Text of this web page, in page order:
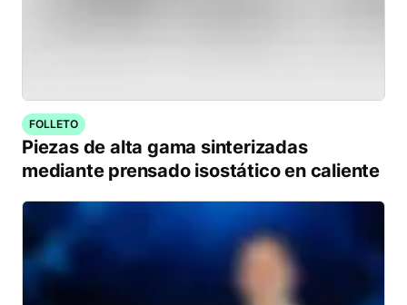
FOLLETO
Piezas de alta gama sinterizadas
mediante prensado isostático en caliente